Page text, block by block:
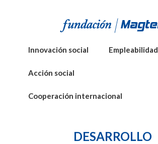
Innovación social Empleabilidad
Acción social
Cooperación internacional
DESARROLLO